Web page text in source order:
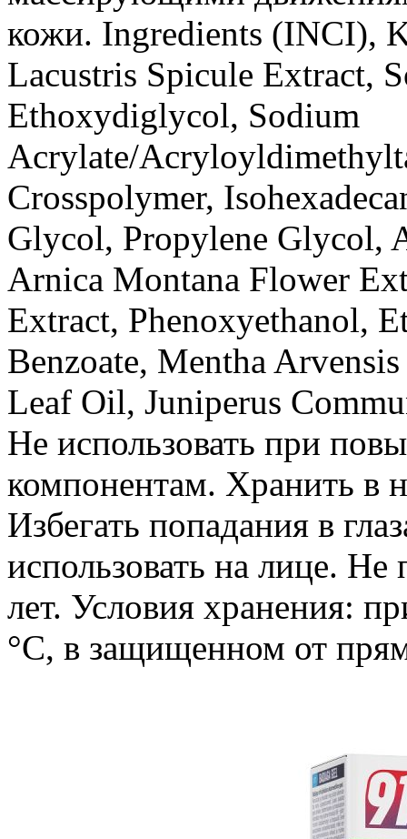
кожи. Ingredients (INCI),
Lacustris Spicule Extract,
Ethoxydiglycol, Sodium
Acrylate/
Crosspolymer,
Glycol, Propylene Glycol,
Arnica Montana Flower
Extract, Phenoxyethanol,
Benzoate, Mentha
Leaf Oil, Juniperus
Не использовать при
компонентам. Хранить в
Избегать попадания в
использовать на лице.
лет. Условия хранения:
°C, в защищенном от